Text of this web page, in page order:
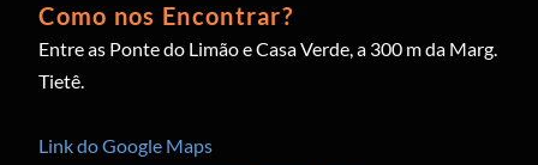
Como nos Encontrar?
Entre as Ponte do Limão e Casa Verde, a 300 m da Marg.
Tietê.
Link do Google Maps